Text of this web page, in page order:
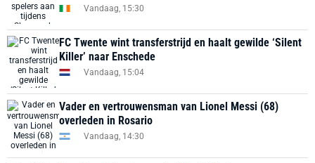
Vandaag, 15:30
FC Twente wint transferstrijd en haalt gewilde ‘Silent
Killer’ naar Enschede
Vandaag, 15:04
Vader en vertrouwensman van Lionel Messi (68)
overleden in Rosario
Vandaag, 14:30